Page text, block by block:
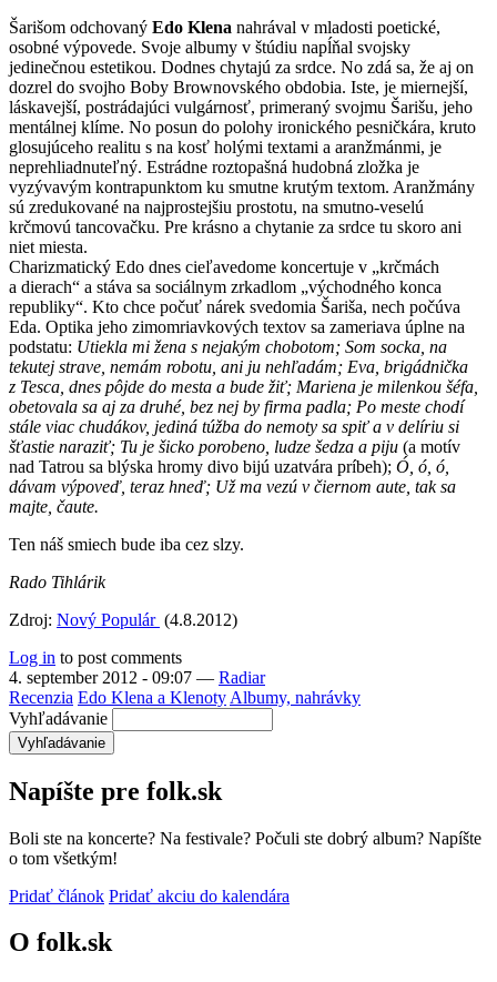
Šarišom odchovaný Edo Klena nahrával v mladosti poetické,
osobné výpovede. Svoje albumy v štúdiu napĺňal svojsky
jedinečnou estetikou. Dodnes chytajú za srdce. No zdá sa, že aj on
dozrel do svojho Boby Brownovského obdobia. Iste, je miernejší,
láskavejší, postrádajúci vulgárnosť, primeraný svojmu Šarišu, jeho
mentálnej klíme. No posun do polohy ironického pesničkára, kruto
glosujúceho realitu s na kosť holými textami a aranžmánmi, je
neprehliadnuteľný. Estrádne roztopašná hudobná zložka je
vyzývavým kontrapunktom ku smutne krutým textom. Aranžmány
sú zredukované na najprostejšiu prostotu, na smutno-veselú
krčmovú tancovačku. Pre krásno a chytanie za srdce tu skoro ani
niet miesta.
Charizmatický Edo dnes cieľavedome koncertuje v „krčmách
a dierach“ a stáva sa sociálnym zrkadlom „východného konca
republiky“. Kto chce počuť nárek svedomia Šariša, nech počúva
Eda. Optika jeho zimomriavkových textov sa zameriava úplne na
podstatu: Utiekla mi žena s nejakým chobotom; Som socka, na
tekutej strave, nemám robotu, ani ju nehľadám; Eva, brigádnička
z Tesca, dnes pôjde do mesta a bude žiť; Mariena je milenkou šéfa,
obetovala sa aj za druhé, bez nej by firma padla; Po meste chodí
stále viac chudákov, jediná túžba do nemoty sa spiť a v delíriu si
šťastie naraziť; Tu je šicko porobeno, ludze šedza a piju (a motív
nad Tatrou sa blýska hromy divo bijú uzatvára príbeh); Ó, ó, ó,
dávam výpoveď, teraz hneď; Už ma vezú v čiernom aute, tak sa
majte, čaute.
Ten náš smiech bude iba cez slzy.
Rado Tihlárik
Zdroj: Nový Populár (4.8.2012)
Log in to post comments
4. september 2012 - 09:07 — Radiar
Recenzia Edo Klena a Klenoty Albumy, nahrávky
Vyhľadávanie
Napíšte pre folk.sk
Boli ste na koncerte? Na festivale? Počuli ste dobrý album? Napíšte
o tom všetkým!
Pridať článok Pridať akciu do kalendára
O folk.sk